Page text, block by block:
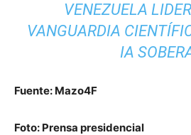
VENEZUELA
VANGUARDIA
IA
Fuente: Mazo4F
Foto: Prensa presidencial